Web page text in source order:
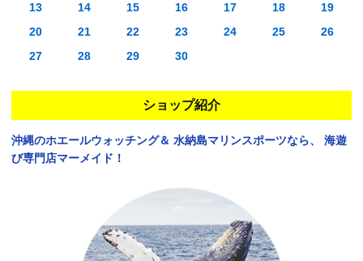
13
14 15 16 17 18
19
20
21 22 23 24 25
26
27
28 29 30
ショップ紹介
沖縄のホエールウォッチング＆ 水納島マリンスポーツなら、
海遊
び専門店マーメイド！